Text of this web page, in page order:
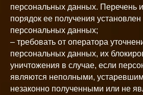
персональных данных. Перечень
порядок ее получения
персональных данных;
– требовать от оператора
персональных данных, их
уничтожения в случае, если
являются неполными,
незаконно полученными или не